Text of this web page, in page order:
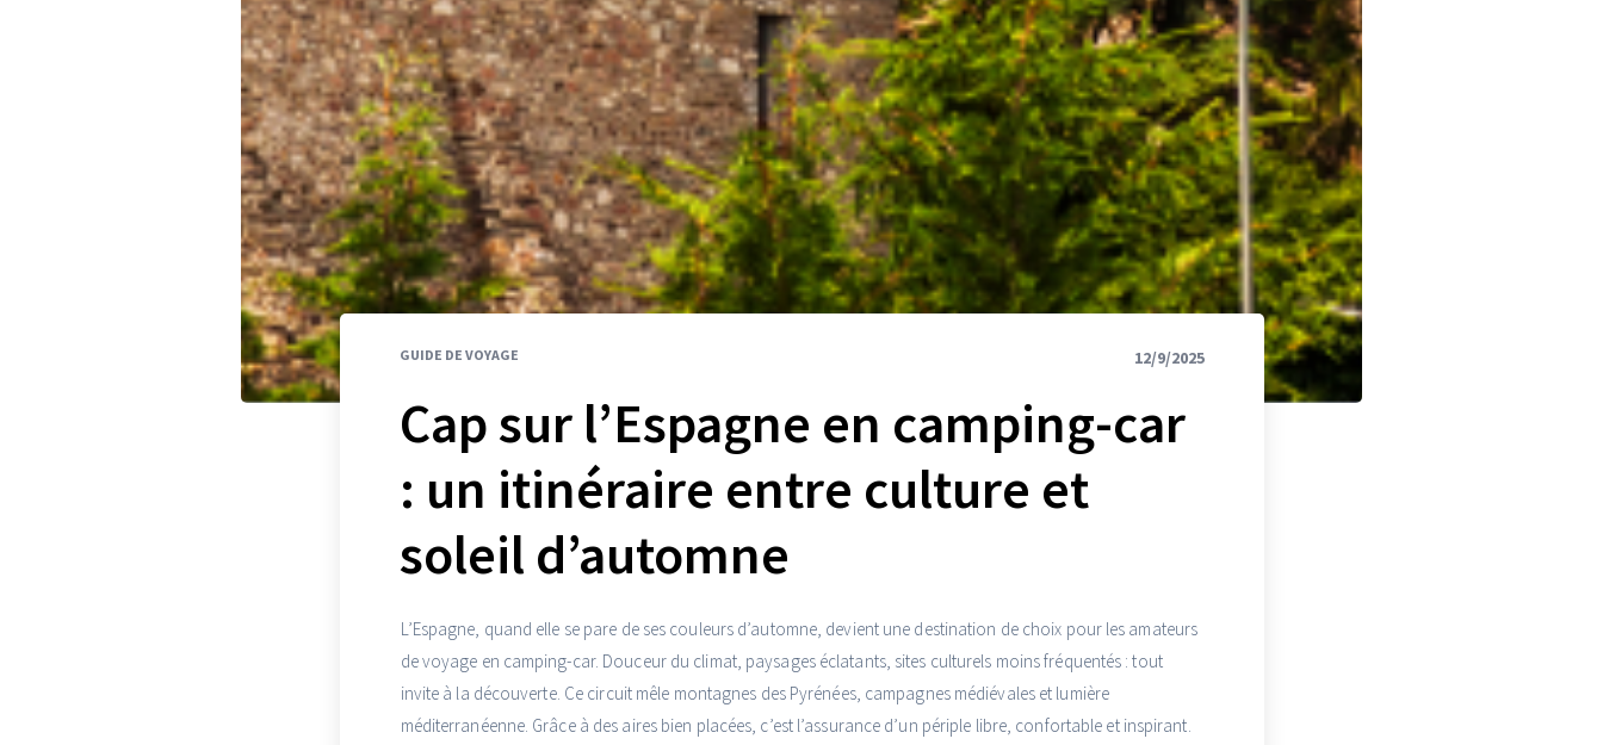
GUIDE DE VOYAGE 12/9/2025
Cap sur l’Espagne en camping-car
: un itinéraire entre culture et
soleil d’automne
L’Espagne, quand elle se pare de ses couleurs d’automne, devient une destination de choix pour les amateurs
de voyage en camping-car. Douceur du climat, paysages éclatants, sites culturels moins fréquentés : tout
invite à la découverte. Ce circuit mêle montagnes des Pyrénées, campagnes médiévales et lumière
méditerranéenne. Grâce à des aires bien placées, c’est l’assurance d’un périple libre, confortable et inspirant.